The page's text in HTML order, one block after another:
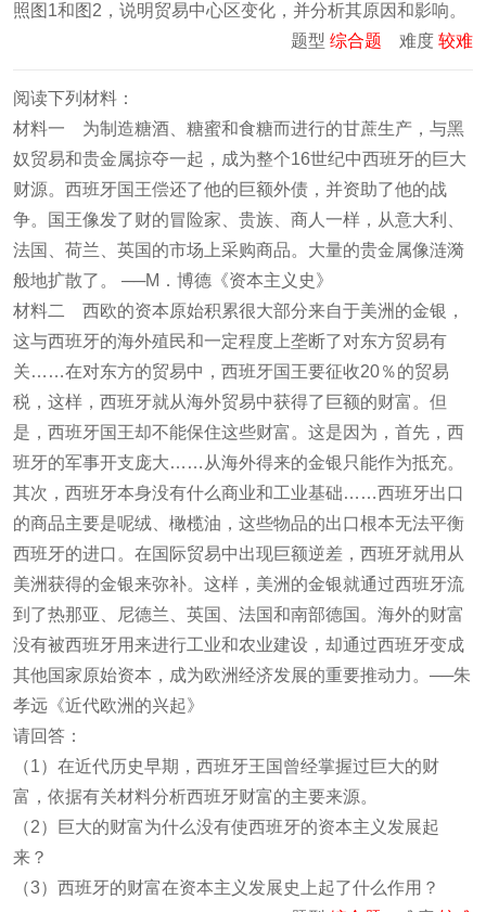
照图1和图2，说明贸易中心区变化，并分析其原因和影响。
题型 综合题 难度 较难
阅读下列材料：
材料一 为制造糖酒、糖蜜和食糖而进行的甘蔗生产，与黑
奴贸易和贵金属掠夺一起，成为整个16世纪中西班牙的巨大
财源。西班牙国王偿还了他的巨额外债，并资助了他的战
争。国王像发了财的冒险家、贵族、商人一样，从意大利、
法国、荷兰、英国的市场上采购商品。大量的贵金属像涟漪
般地扩散了。 ──M．博德《资本主义史》
材料二 西欧的资本原始积累很大部分来自于美洲的金银，
这与西班牙的海外殖民和一定程度上垄断了对东方贸易有
关……在对东方的贸易中，西班牙国王要征收20％的贸易
税，这样，西班牙就从海外贸易中获得了巨额的财富。但
是，西班牙国王却不能保住这些财富。这是因为，首先，西
班牙的军事开支庞大……从海外得来的金银只能作为抵充。
其次，西班牙本身没有什么商业和工业基础……西班牙出口
的商品主要是呢绒、橄榄油，这些物品的出口根本无法平衡
西班牙的进口。在国际贸易中出现巨额逆差，西班牙就用从
美洲获得的金银来弥补。这样，美洲的金银就通过西班牙流
到了热那亚、尼德兰、英国、法国和南部德国。海外的财富
没有被西班牙用来进行工业和农业建设，却通过西班牙变成
其他国家原始资本，成为欧洲经济发展的重要推动力。──朱
孝远《近代欧洲的兴起》
请回答：
（1）在近代历史早期，西班牙王国曾经掌握过巨大的财
富，依据有关材料分析西班牙财富的主要来源。
（2）巨大的财富为什么没有使西班牙的资本主义发展起
来？
（3）西班牙的财富在资本主义发展史上起了什么作用？